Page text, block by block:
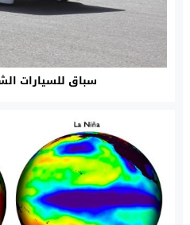
سباق للسيارات